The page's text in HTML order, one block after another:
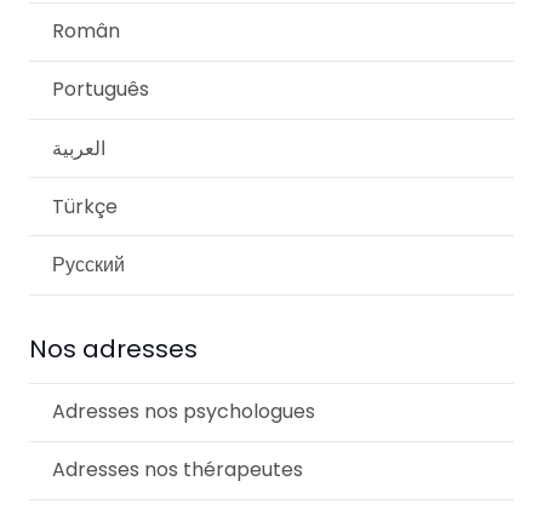
Român
Português
العربية
Türkçe
Русский
Nos adresses
Adresses nos psychologues
Adresses nos thérapeutes